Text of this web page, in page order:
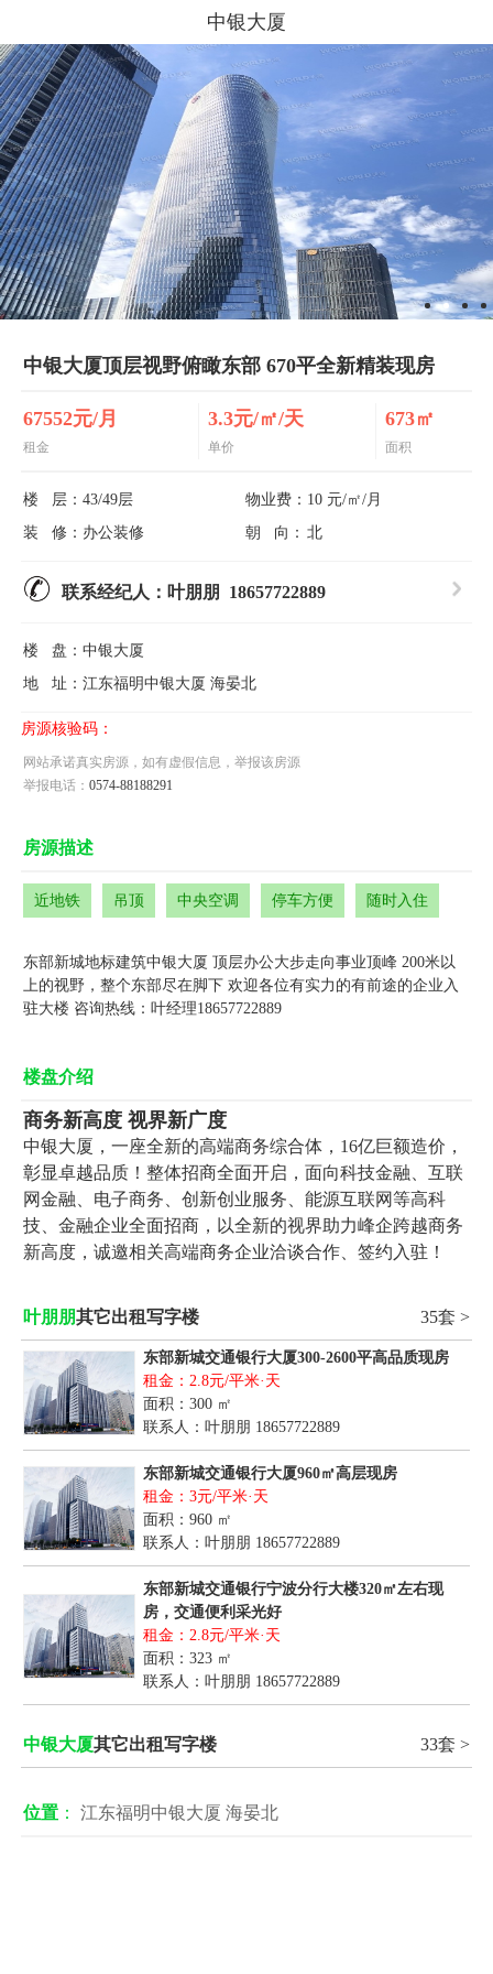
中银大厦
中银大厦顶层视野俯瞰东部 670平全新精装现房
67552元/月 3.3元/㎡/天 673㎡
租金 单价 面积
楼 层： 43/49层 物业费： 10 元/㎡/月
装 修： 办公装修 朝 向： 北
联系经纪人：叶朋朋 18657722889
楼 盘： 中银大厦
地 址： 江东福明中银大厦 海晏北
房源核验码：
网站承诺真实房源，如有虚假信息，举报该房源
举报电话： 0574-88188291
房源描述
近地铁 吊顶 中央空调 停车方便 随时入住
东部新城地标建筑中银大厦 顶层办公大步走向事业顶峰 200米以
上的视野，整个东部尽在脚下 欢迎各位有实力的有前途的企业入
驻大楼 咨询热线：叶经理18657722889
楼盘介绍
商务新高度 视界新广度
中银大厦，一座全新的高端商务综合体， 16亿巨额造价，
彰显卓越品质！整体招商全面开启，面向科技金融、互联
网金融、电子商务、创新创业服务、能源互联网等高科
技、金融企业全面招商，以全新的视界助力峰企跨越商务
新高度，诚邀相关高端商务企业洽谈合作、签约入驻！
35套 >
叶朋朋其它出租写字楼
东部新城交通银行大厦300-2600平高品质现房
租金：2.8元/平米·天
面积：300 ㎡
联系人：叶朋朋 18657722889
东部新城交通银行大厦960㎡高层现房
租金：3元/平米·天
面积：960 ㎡
联系人：叶朋朋 18657722889
东部新城交通银行宁波分行大楼320㎡左右现
房，交通便利采光好
租金：2.8元/平米·天
面积：323 ㎡
联系人：叶朋朋 18657722889
33套 >
中银大厦其它出租写字楼
位置： 江东福明中银大厦 海晏北